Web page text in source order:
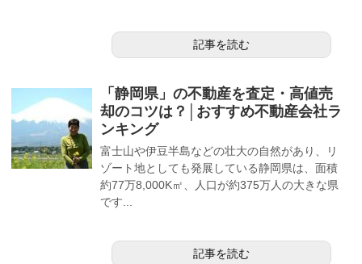
記事を読む
「静岡県」の不動産を査定・高値売
却のコツは？│おすすめ不動産会社ラ
ンキング
富士山や伊豆半島などの壮大の自然があり、リ
ゾート地としても発展している静岡県は、面積
約77万8,000K㎡、人口が約375万人の大きな県
です...
記事を読む